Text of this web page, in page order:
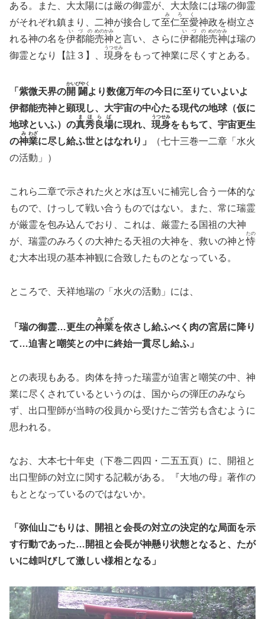
ある。また、大太陽には厳の御霊が、大太陰には瑞の御霊
がそれぞれ鎮まり、二神が接合して至仁至愛
みろく
神政を樹立さ
れる神の名を伊
い
都
づ
能
の
売
めの
神
かみ
と言い、さらに伊
い
都
づ
能
の
売
めの
神
かみ
は瑞の
御霊となり【註３】、 現身
うつせみ
をもって神業に尽くすとある。
「紫微天界の開
かい
闢
びやく
より数億万年の今日に至りていよいよ
伊都能売神と顕現し、大宇宙の中心たる現代の地球（仮に
地球といふ）の真
ま
秀
ほ
良
ら
場
ば
に現れ、 現
うつ
身
せみ
をもちて、宇宙更生
の神
み
業
わざ
に尽し給ふ世とはなれり」
（七十三巻一二章「水火
の活動」）
これら二章で示された火と水は互いに補完し合う一体的な
もので、けっして戦い合うものではない。また、常に瑞霊
が厳霊を包み込んでおり、これは、厳霊たる国祖の大神
が、瑞霊のみろくの大神たる天祖の大神を、救いの神と恃
たの
む大本出現の基本神観に合致したものとなっている。
ところで、天祥地瑞の「水火の活動」には、
「瑞の御霊…更生の神
み
業
わざ
を依さし給ふべく肉の宮居に降り
て…迫害と嘲笑との中に終始一貫尽し給ふ」
との表現もある。肉体を持った瑞霊が迫害と嘲笑の中、神
業に尽くされているというのは、国からの弾圧のみなら
ず、出口聖師が当時の役員から受けたご苦労も含むように
思われる。
なお、大本七十年史（下巻二四四・二五五頁）に、開祖と
出口聖師の対立に関する記載がある。『大地の母』著作の
もととなっているのではないか。
「弥仙山ごもりは、開祖と会長の対立の決定的な局面を示
す行動であった…開祖と会長が神懸り状態となると、たが
いに雄叫びして激しい様相となる」